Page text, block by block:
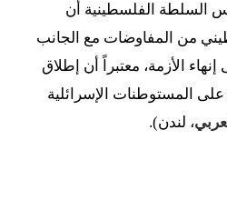
السلطة الفلسطينية أن
من المفاوضات مع الجانب
الأزمة، معتبراً أن إطلاق
المستوطنات الإسرائلية
، لندن).